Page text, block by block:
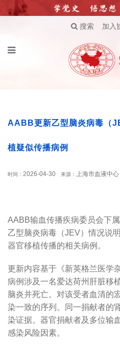
搜索 加入
AABB更新乙型脑炎病毒（
植疑似传播病例
时间： 2026-04-30 来源： 上海市血液中心
AABB输血传播疾病委员会下
乙型脑炎病毒（JEV）情况说
器官移植传播的相关病例。
更新内容基于《新英格兰医学
病例涉及一名爱达荷州肝脏移
脑炎并死亡。对该受者血清的
染一致的序列。同一捐献者的
染证据。器官捐献者及多位输
感染风险因素。